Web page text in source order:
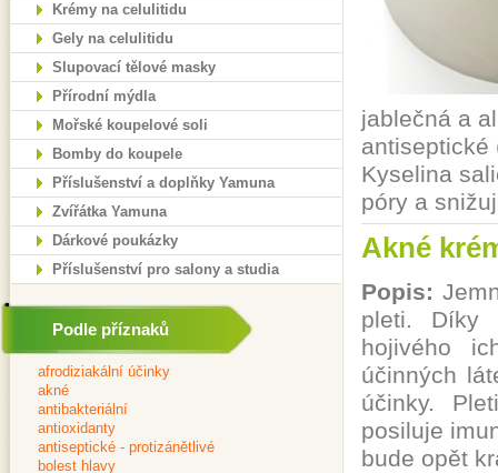
Krémy na celulitidu
Gely na celulitidu
Slupovací tělové masky
Přírodní mýdla
Mořské koupelové soli
Bomby do koupele
Příslušenství a doplňky Yamuna
Zvířátka Yamuna
Dárkové poukázky
Příslušenství pro salony a studia
Podle příznaků
jablečná a
antiseptické
Kyselina
póry a
Akné
Popis:
pleti. Díky
hojivého
účinných
účinky.
posiluje
bude opět